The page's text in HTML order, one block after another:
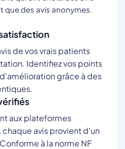
des avis anonymes.
de vos vrais patients
Identifiez vos points
grâce à des
aux plateformes
avis provient d'un
à la norme NF